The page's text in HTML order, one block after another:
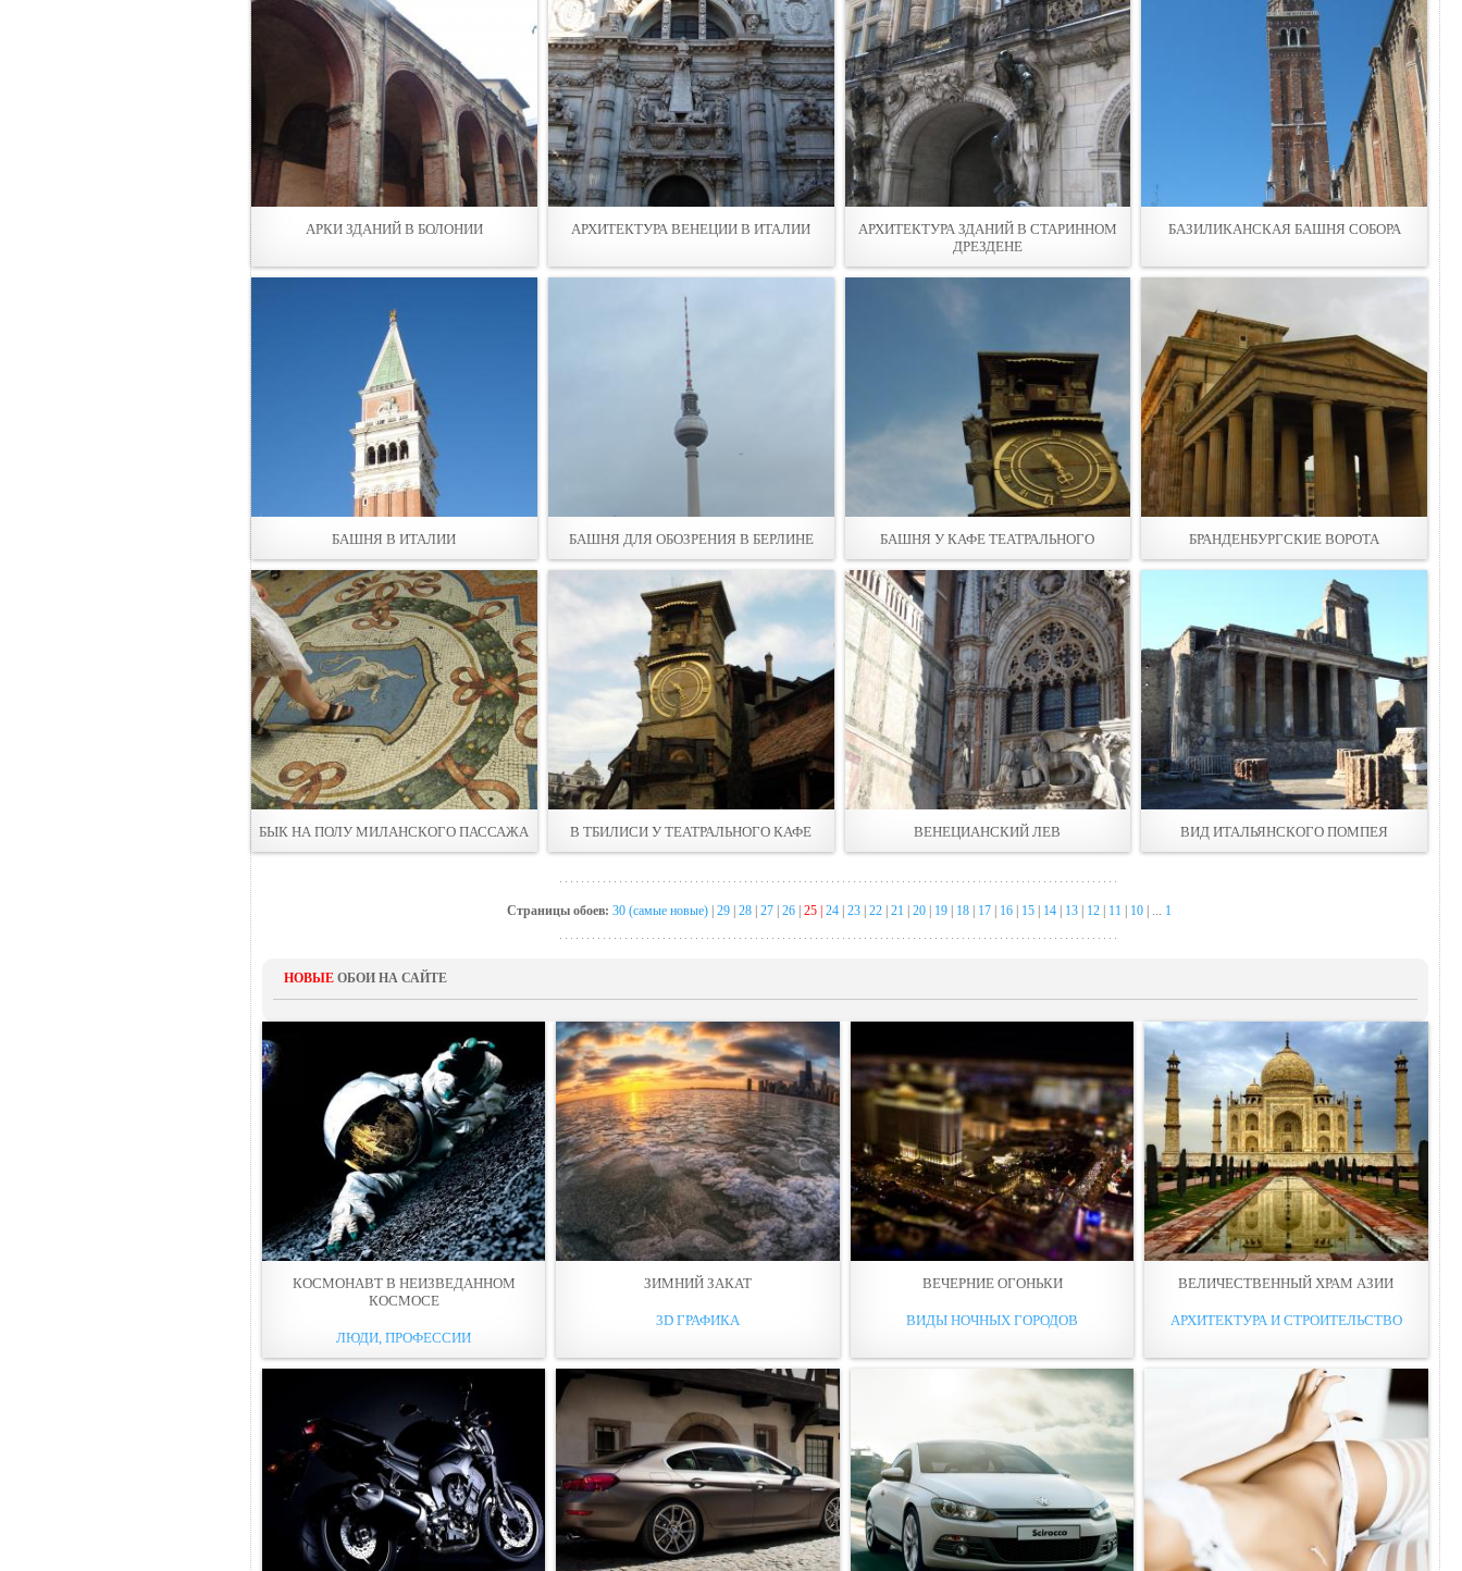
АРКИ ЗДАНИЙ В БОЛОНИИ АРХИТЕКТУРА ВЕНЕЦИИ В ИТАЛИИ
АРХИТЕКТУРА ЗДАНИЙ В СТАРИННОМ
ДРЕЗДЕНЕ
БАЗИЛИКАНСКАЯ БАШНЯ СОБОРА
БАШНЯ В ИТАЛИИ БАШНЯ ДЛЯ ОБОЗРЕНИЯ В БЕРЛИНЕ БАШНЯ У КАФЕ ТЕАТРАЛЬНОГО БРАНДЕНБУРГСКИЕ ВОРОТА
БЫК НА ПОЛУ МИЛАНСКОГО ПАССАЖА В ТБИЛИСИ У ТЕАТРАЛЬНОГО КАФЕ ВЕНЕЦИАНСКИЙ ЛЕВ ВИД ИТАЛЬЯНСКОГО ПОМПЕЯ
Страницы обоев: 30 (самые новые) 29 28 27 26 25 | 24 23 22 21 20 19 18 17 16 15 14 13 12 11 10 | ... 1
НОВЫЕ ОБОИ НА САЙТЕ
КОСМОНАВТ В НЕИЗВЕДАННОМ
КОСМОСЕ
ЛЮДИ, ПРОФЕССИИ
ЗИМНИЙ ЗАКАТ
3D ГРАФИКА
ВЕЧЕРНИЕ ОГОНЬКИ
ВИДЫ НОЧНЫХ ГОРОДОВ
ВЕЛИЧЕСТВЕННЫЙ ХРАМ АЗИИ
АРХИТЕКТУРА И СТРОИТЕЛЬСТВО